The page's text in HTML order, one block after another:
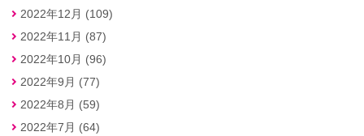
2022年12月 (109)
2022年11月 (87)
2022年10月 (96)
2022年9月 (77)
2022年8月 (59)
2022年7月 (64)